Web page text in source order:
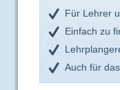
Für Lehrer
Einfach zu
Auch für